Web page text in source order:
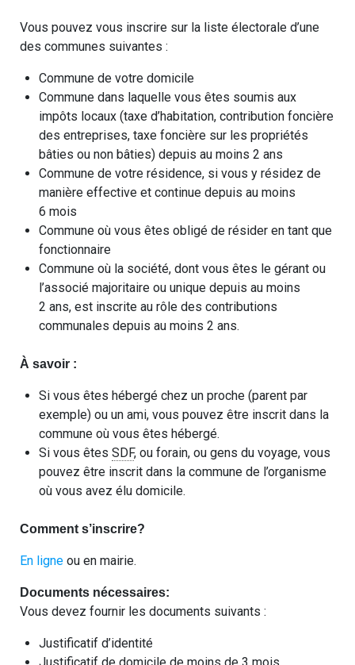
Vous pouvez vous inscrire sur la liste électorale d’une
des communes suivantes :
Commune de votre domicile
Commune dans laquelle vous êtes soumis aux
impôts locaux (taxe d’habitation, contribution foncière
des entreprises, taxe foncière sur les propriétés
bâties ou non bâties) depuis au moins 2 ans
Commune de votre résidence, si vous y résidez de
manière effective et continue depuis au moins
6 mois
Commune où vous êtes obligé de résider en tant que
fonctionnaire
Commune où la société, dont vous êtes le gérant ou
l’associé majoritaire ou unique depuis au moins
2 ans, est inscrite au rôle des contributions
communales depuis au moins 2 ans.
À savoir :
Si vous êtes hébergé chez un proche (parent par
exemple) ou un ami, vous pouvez être inscrit dans la
commune où vous êtes hébergé.
Si vous êtes SDF, ou forain, ou gens du voyage, vous
pouvez être inscrit dans la commune de l’organisme
où vous avez élu domicile.
Comment s’inscrire?
En ligne ou en mairie.
Documents nécessaires:
Vous devez fournir les documents suivants :
Justificatif d’identité